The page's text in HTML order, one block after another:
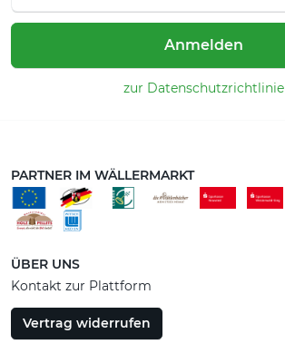
Anmelden
zur Datenschutzrichtlinie
PARTNER IM WÄLLERMARKT
ÜBER UNS
Kontakt zur Plattform
Vertrag widerrufen